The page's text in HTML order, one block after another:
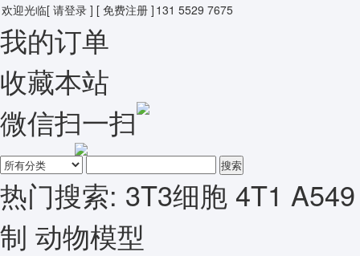
欢迎光临[ 请登录 ] [ 免费注册 ] 131 5529 7675
我的订单
收藏本站
微信扫一扫
搜索
热门搜索: 3T3细胞 4T1 A549
制 动物模型